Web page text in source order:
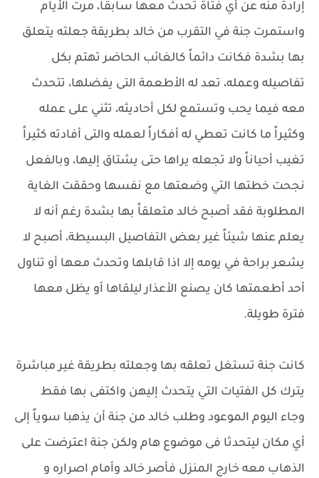
إرادة منه عن أي فتاة تحدث معها سابقاً، مرت الأيام
واستمرت جنة في التقرب من خالد بطريقة جعلته يتعلق
بها بشدة فكانت دائماً كالغائب الحاضر تهتم بكل
تفاصيله وعمله، تعد له الأطعمة التى يفضلها، تتحدث
معه فيما يحب وتستمع لكل أحاديثه، تثني على عمله
وكثيراً ما كانت تعطي له أفكاراً لعمله والتى أفادته كثيراً
تغيب أحياناً ولا تجعله يراها حتى يشتاق إليها، وبالفعل
نجحت خطتها التي وضعتها مع نفسها وحققت الغاية
المطلوبة فقد أصبح خالد متعلقاً بها بشدة رغم أنه لا
يعلم عنها شيئاً غير بعض التفاصيل البسيطة، أصبح لا
يشعر براحة في يومه إلا اذا قابلها وتحدث معها أو تناول
أحد أطعمتها كان يصنع الأعذار ليلقاها أو يظل معها
فترة طويلة.
كانت جنة تستغل تعلقه بها وجعلته بطريقة غير مباشرة
يترك كل الفتيات التي يتحدث إليهن واكتفى بها فقط
وجاء اليوم الموعود وطلب خالد من جنة أن يذهبا سوياً إلى
أي مكان ليتحدثا فى موضوع هام ولكن جنة اعترضت على
الذهاب معه خارج المنزل فأصر خالد وأمام اصراره و